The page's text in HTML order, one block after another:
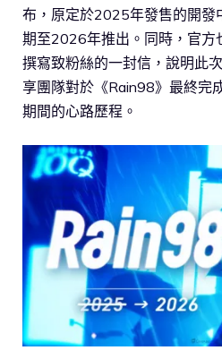
布，原定於2025年發售的開發
期至2026年推出。同時，官方
撰寫致粉絲的一封信，說明此
享團隊對於《Rain98》最終完
期間的心路歷程。